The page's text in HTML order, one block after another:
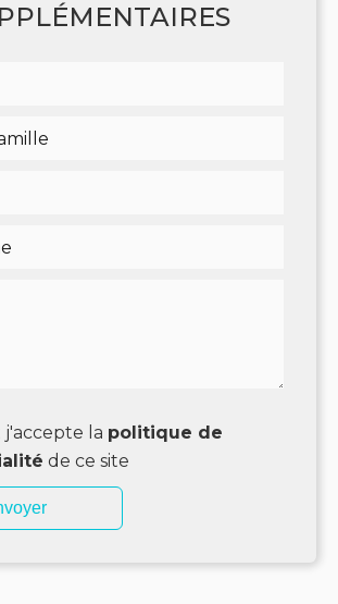
j'accepte la politique de
de ce site